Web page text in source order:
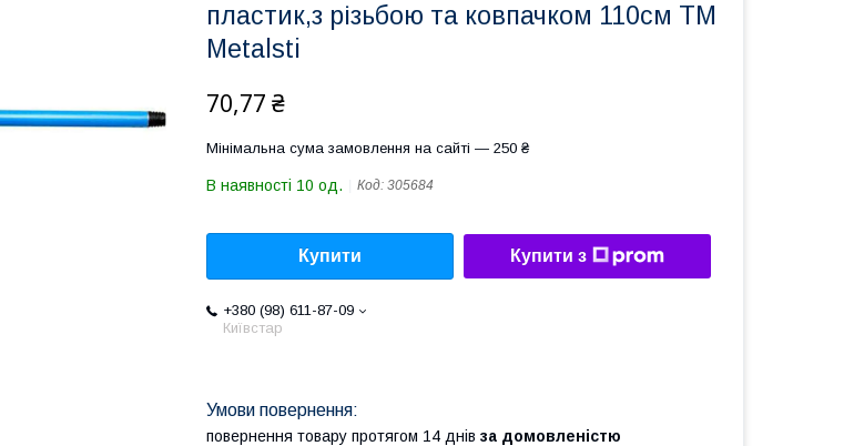
пластик,з різьбою та ковпачком 110см ТМ
Metalsti
70,77 ₴
Мінімальна сума замовлення на сайті — 250 ₴
В наявності 10 од. Код: 305684
Купити Купити з
+380 (98) 611-87-09
Київстар
повернення товару протягом 14 днів за домовленістю